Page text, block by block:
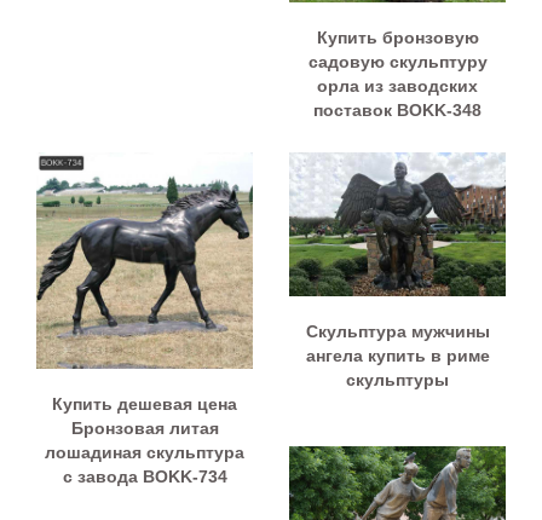
Купить бронзовую
садовую скульптуру
орла из заводских
поставок BOKK-348
Купить дешевая цена
Бронзовая литая
лошадиная скульптура
с завода BOKK-734
Скульптура мужчины
ангела купить в риме
скульптуры